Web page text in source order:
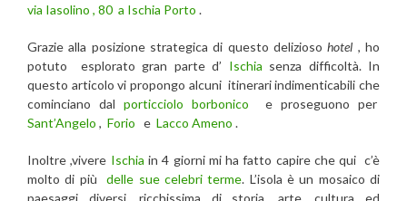
via Iasolino , 80 a Ischia Porto .
Grazie alla posizione strategica di questo deliziosohotel , ho
potuto esplorato gran parte d’ Ischia senza difficoltà. In
questo articolo vi propongo alcuni itinerari indimenticabili che
cominciano dal porticciolo borbonico e proseguono per
Sant’Angelo , Forio e Lacco Ameno .
Inoltre ,vivere Ischia in 4 giorni mi ha fatto capire che qui c’è
molto di più
delle sue celebri terme. L’isola è un mosaico di
paesaggi diversi, ricchissima di storia, arte, cultura ed